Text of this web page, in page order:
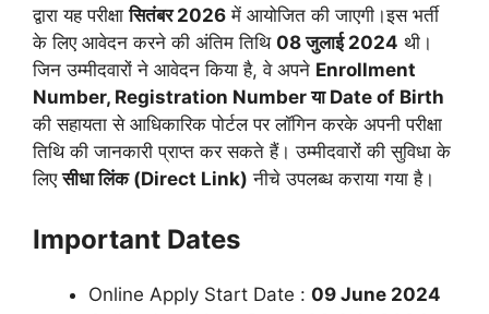
द्वारा यह परीक्षासितंबर 2026 में आयोजित की जाएगी।इस भर्ती
के लिए आवेदन करने की अंतिम तिथि 08 जुलाई 2024 थी।
जिन उम्मीदवारों ने आवेदन किया है, वे अपने Enrollment
Number, Registration Number या Date of Birth
की सहायता से आधिकारिक पोर्टल पर लॉगिन करके अपनी परीक्षा
तिथि की जानकारी प्राप्त कर सकते हैं। उम्मीदवारों की सुविधा के
लिएसीधा लिंक (Direct Link) नीचे उपलब्ध कराया गया है।
Important Dates
Online Apply Start Date : 09 June 2024